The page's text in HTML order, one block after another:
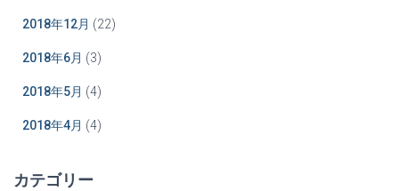
2018年12月 (22)
2018年6月 (3)
2018年5月 (4)
2018年4月 (4)
カテゴリー